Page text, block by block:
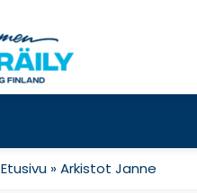
Etusivu »Arkistot Janne